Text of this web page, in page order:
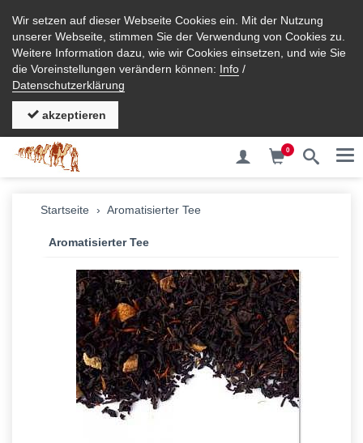
Wir setzen auf dieser Webseite Cookies ein. Mit der Nutzung
unserer Webseite, stimmen Sie der Verwendung von Cookies zu.
Weitere Information dazu, wie wir Cookies einsetzen, und wie Sie
die Voreinstellungen verändern können: Info /
Datenschutzerklärung
akzeptieren
0
Startseite Aromatisierter Tee
Aromatisierter Tee